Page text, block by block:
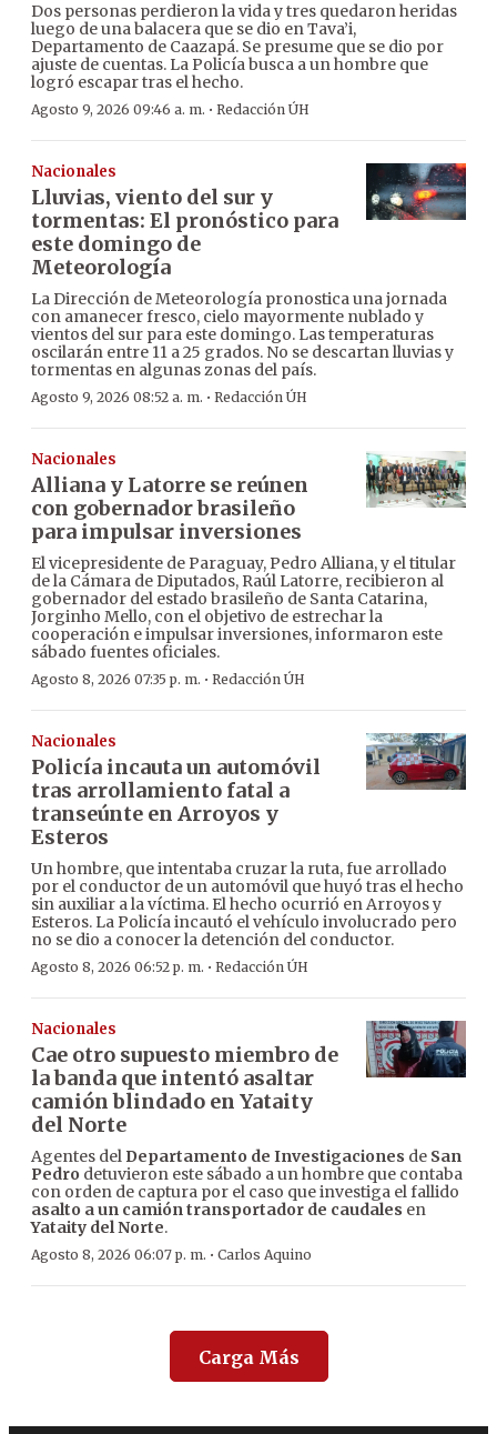
Dos personas perdieron la vida y tres quedaron heridas
luego de una balacera que se dio en Tava’i,
Departamento de Caazapá. Se presume que se dio por
ajuste de cuentas. La Policía busca a un hombre que
logró escapar tras el hecho.
Agosto 9, 2026 09:46 a. m. · Redacción ÚH
Nacionales
Lluvias, viento del sur y
tormentas: El pronóstico para
este domingo de
Meteorología
La Dirección de Meteorología pronostica una jornada
con amanecer fresco, cielo mayormente nublado y
vientos del sur para este domingo. Las temperaturas
oscilarán entre 11 a 25 grados. No se descartan lluvias y
tormentas en algunas zonas del país.
Agosto 9, 2026 08:52 a. m. · Redacción ÚH
Nacionales
Alliana y Latorre se reúnen
con gobernador brasileño
para impulsar inversiones
El vicepresidente de Paraguay, Pedro Alliana, y el titular
de la Cámara de Diputados, Raúl Latorre, recibieron al
gobernador del estado brasileño de Santa Catarina,
Jorginho Mello, con el objetivo de estrechar la
cooperación e impulsar inversiones, informaron este
sábado fuentes oficiales.
Agosto 8, 2026 07:35 p. m. · Redacción ÚH
Nacionales
Policía incauta un automóvil
tras arrollamiento fatal a
transeúnte en Arroyos y
Esteros
Un hombre, que intentaba cruzar la ruta, fue arrollado
por el conductor de un automóvil que huyó tras el hecho
sin auxiliar a la víctima. El hecho ocurrió en Arroyos y
Esteros. La Policía incautó el vehículo involucrado pero
no se dio a conocer la detención del conductor.
Agosto 8, 2026 06:52 p. m. · Redacción ÚH
Nacionales
Cae otro supuesto miembro de
la banda que intentó asaltar
camión blindado en Yataity
del Norte
Agentes del Departamento de Investigaciones de San
Pedro detuvieron este sábado a un hombre que contaba
con orden de captura por el caso que investiga el fallido
asalto a un camión transportador de caudales en
Yataity del Norte.
Agosto 8, 2026 06:07 p. m. · Carlos Aquino
Carga Más